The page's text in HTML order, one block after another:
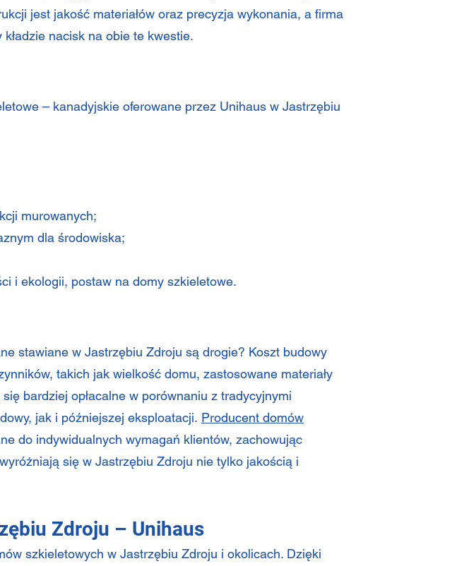
jest jakość materiałów oraz precyzja wykonania, a firma
nacisk na obie te kwestie.
– kanadyjskie oferowane przez Unihaus w Jastrzębiu
murowanych;
dla środowiska;
i ekologii, postaw na domy szkieletowe.
stawiane w Jastrzębiu Zdroju są drogie? Koszt budowy
takich jak wielkość domu, zastosowane materiały
bardziej opłacalne w porównaniu z tradycyjnymi
jak i późniejszej eksploatacji. Producent domów
do indywidualnych wymagań klientów, zachowując
się w Jastrzębiu Zdroju nie tylko jakością i
Zdroju – Unihaus
szkieletowych w Jastrzębiu Zdroju i okolicach. Dzięki